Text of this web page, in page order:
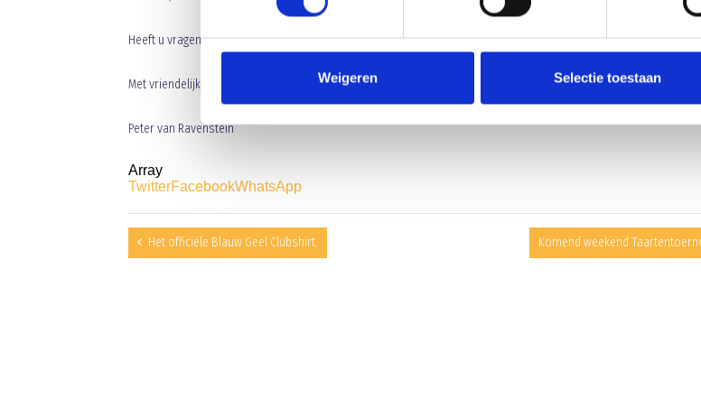
Weigeren Selectie toestaan
Heeft u vragen over de inning, neem dan contact op met de Ledenadministratie
Met vriendelijke groet
Peter van Ravenstein
Array
TwitterFacebookWhatsApp
Het officiële Blauw Geel Clubshirt. Komend weekend